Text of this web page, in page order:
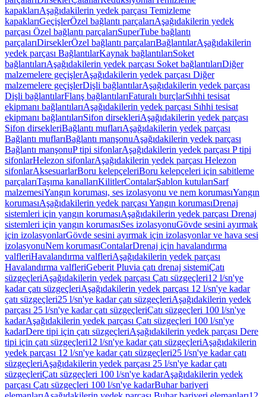
kapaklarıAşağıdakilerin yedek parçası Temizleme
kapaklarıGeçişlerÖzel bağlantı parçalarıAşağıdakilerin yedek
parçası Özel bağlantı parçalarıSuperTube bağlantı
parçalarıDirseklerÖzel bağlantı parçalarıBağlantılarAşağıdakilerin
yedek parçası BağlantılarKaynak bağlantılarıSoket
bağlantılarıAşağıdakilerin yedek parçası Soket bağlantılarıDiğer
malzemelere geçişlerAşağıdakilerin yedek parçası Diğer
malzemelere geçişlerDişli bağlantılarAşağıdakilerin yedek parçası
Dişli bağlantılarFlanş bağlantılarıFaturalı burçlarSıhhi tesisat
ekipmanı bağlantılarıAşağıdakilerin yedek parçası Sıhhi tesisat
ekipmanı bağlantılarıSifon dirsekleriAşağıdakilerin yedek parçası
Sifon dirsekleriBağlantı muflarıAşağıdakilerin yedek parçası
Bağlantı muflarıBağlantı manşonuAşağıdakilerin yedek parçası
Bağlantı manşonuP tipi sifonlarAşağıdakilerin yedek parçası P tipi
sifonlarHelezon sifonlarAşağıdakilerin yedek parçası Helezon
sifonlarAksesuarlarBoru kelepçeleriBoru kelepçeleri için sabitleme
parçalarıTaşıma kanallarıKilitlerContalarŞablon kutularıSarf
malzemesiYangın koruması, ses izolasyonu ve nem korumasıYangın
korumasıAşağıdakilerin yedek parçası Yangın korumasıDrenaj
sistemleri için yangın korumasıAşağıdakilerin yedek parçası Drenaj
sistemleri için yangın korumasıSes izolasyonuGövde sesini ayırmak
için izolasyonlarGövde sesini ayırmak için izolasyonlar ve hava sesi
izolasyonuNem korumasıContalarDrenaj için havalandırma
valfleriHavalandırma valfleriAşağıdakilerin yedek parçası
Havalandırma valfleriGeberit Pluvia çatı drenaj sistemiÇatı
süzgeçleriAşağıdakilerin yedek parçası Çatı süzgeçleri12 l/sn'ye
kadar çatı süzgeçleriAşağıdakilerin yedek parçası 12 l/sn'ye kadar
çatı süzgeçleri25 l/sn'ye kadar çatı süzgeçleriAşağıdakilerin yedek
parçası 25 l/sn'ye kadar çatı süzgeçleriÇatı süzgeçleri 100 l/sn'ye
kadarAşağıdakilerin yedek parçası Çatı süzgeçleri 100 l/sn'ye
kadarDere tipi için çatı süzgeçleriAşağıdakilerin yedek parçası Dere
tipi için çatı süzgeçleri12 l/sn'ye kadar çatı süzgeçleriAşağıdakilerin
yedek parçası 12 l/sn'ye kadar çatı süzgeçleri25 l/sn'ye kadar çatı
süzgeçleriAşağıdakilerin yedek parçası 25 l/sn'ye kadar çatı
süzgeçleriÇatı süzgeçleri 100 l/sn'ye kadarAşağıdakilerin yedek
parçası Çatı süzgeçleri 100 l/sn'ye kadarBuhar bariyeri